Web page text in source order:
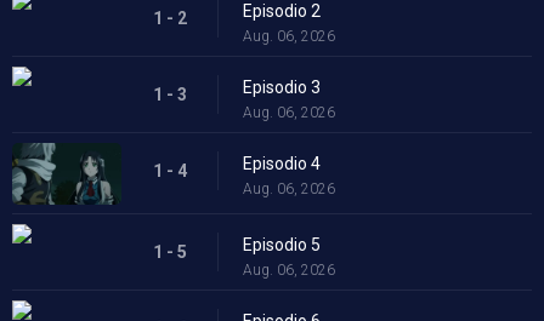
1 - 2 Episodio 2
Aug. 06, 2026
1 - 3 Episodio 3
Aug. 06, 2026
1 - 4 Episodio 4
Aug. 06, 2026
1 - 5 Episodio 5
Aug. 06, 2026